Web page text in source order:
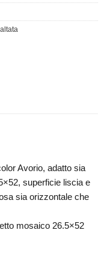
Avorio, adatto sia
superficie liscia e
sia orizzontale che
mosaico 26.5×52